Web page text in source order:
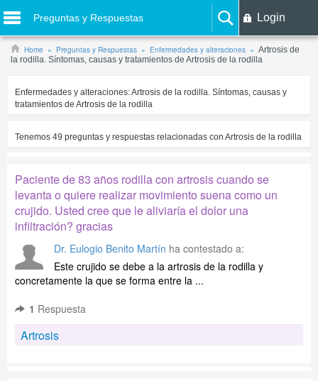
Preguntas y Respuestas Login
Home Preguntas y Respuestas Enfermedades y alteraciones
Artrosis de
la rodilla. Síntomas, causas y tratamientos de Artrosis de la rodilla
Enfermedades y alteraciones:Artrosis de la rodilla. Síntomas, causas y
tratamientos de Artrosis de la rodilla
Tenemos 49 preguntas y respuestas relacionadas con Artrosis de la rodilla
Paciente de 83 años rodilla con artrosis cuando se
levanta o quiere realizar movimiento suena como un
crujido. Usted cree que le aliviaría el dolor una
infiltración? gracias
Dr. Eulogio Benito Martín ha contestado a:
Este crujido se debe a la artrosis de la rodilla y
concretamente la que se forma entre la ...
1 Respuesta
Artrosis